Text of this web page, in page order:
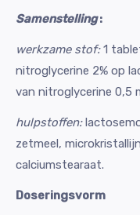
Samenstelling:
werkzame stof:1
nitroglycerine 2% op
van nitroglycerine 0,5
hulpstoffen:
zetmeel,
calciumstearaat.
Doseringsvorm